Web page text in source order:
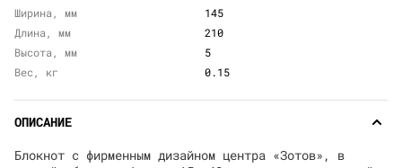
Ширина, мм
145
Длина, мм
210
Высота, мм
5
Вес, кг
0.15
ОПИСАНИЕ
Блокнот с фирменным дизайном центра «Зотов», в